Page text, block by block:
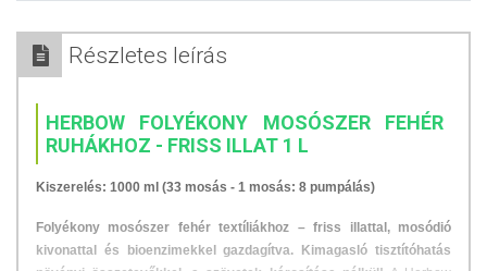
Részletes leírás
HERBOW FOLYÉKONY MOSÓSZER FEHÉR
RUHÁKHOZ - FRISS ILLAT 1 L
Kiszerelés: 1000 ml (33 mosás - 1 mosás: 8 pumpálás)
Folyékony mosószer fehér textíliákhoz – friss illattal, mosódió
kivonattal és bioenzimekkel gazdagítva. Kimagasló tisztítóhatás